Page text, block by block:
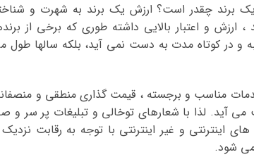
برند چقدر است؟ ارزش یک برند به شهرت و
و اعتبار بالایی داشته طوری که برخی از
و در کوتاه مدت به دست نمی آید، بلکه سالها طول
مناسب و برجسته ، قیمت گذاری منطقی و
آید. لذا با شعارهای توخالی و تبلیغات پر سر و
اینترنتی و غیر اینترنتی با توجه به رقابت
شود.